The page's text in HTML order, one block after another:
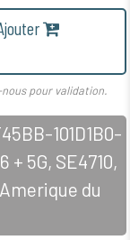
pour validation.
101D1B0-
+ 5G, SE4710,
du